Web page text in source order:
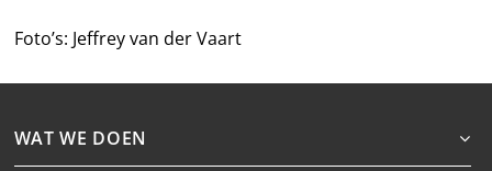
Foto’s: Jeffrey van der Vaart
WAT WE DOEN